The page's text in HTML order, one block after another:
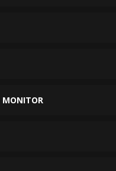
MONITOR